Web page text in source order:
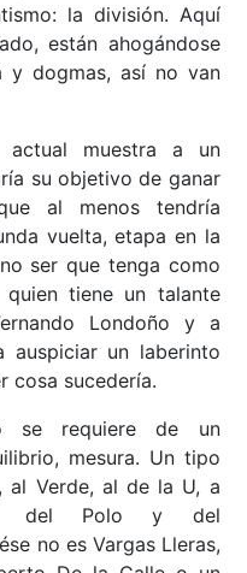
la división. Aquí
están ahogándose
y dogmas, así no van
muestra a un
su objetivo de ganar
al menos tendría
vuelta, etapa en la
ser que tenga como
quien tiene un talante
Londoño y a
auspiciar un laberinto
cosa sucedería.
se requiere de un
mesura. Un tipo
al Verde, al de la U, a
del Polo y del
no es Vargas Lleras,